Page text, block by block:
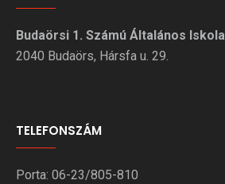
Budaörsi 1. Számú Általános Iskola
2040 Budaörs, Hársfa u. 29.
TELEFONSZÁM
Porta: 06-23/805-810